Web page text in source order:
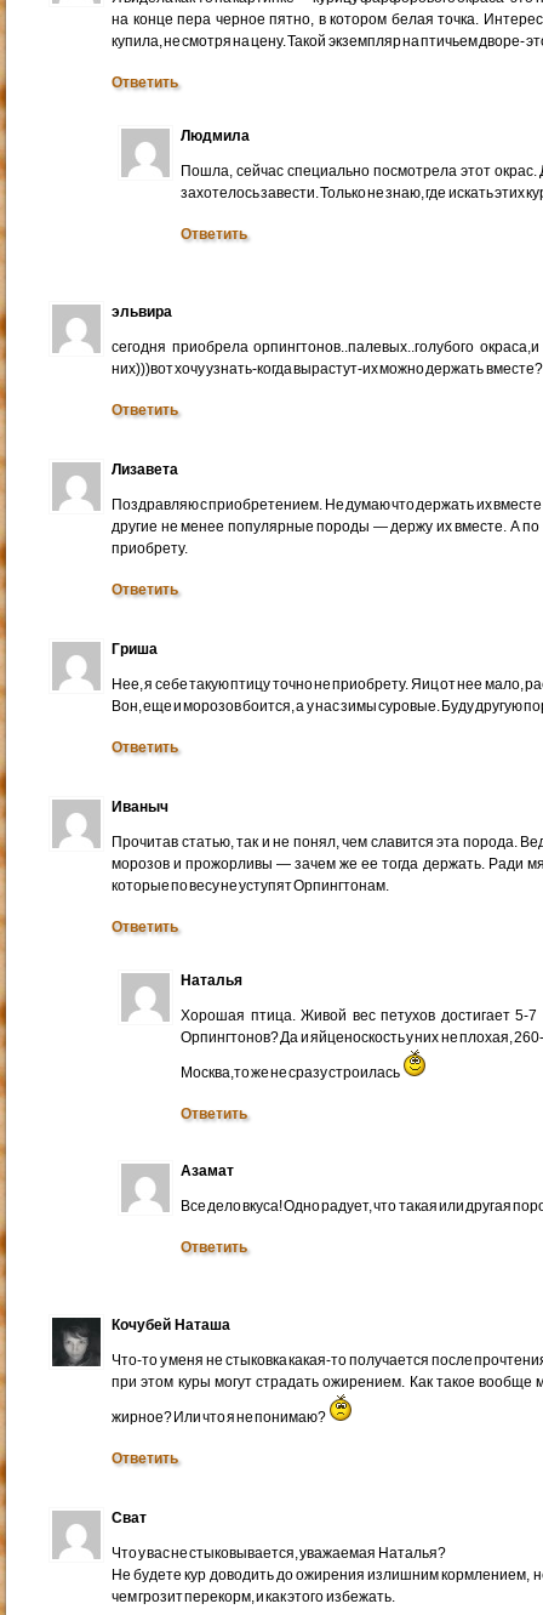
на конце пера черное пятно, в котором белая точка.
купила, не смотря на цену. Такой экземпляр на птичьем дворе-
Ответить
Людмила
Пошла, сейчас специально посмотрела этот
захотелось завести. Только не знаю, где искать этих
Ответить
эльвира
сегодня приобрела орпингтонов..палевых..голубого
них)))вот хочу узнать-когда вырастут-их можно держать
Ответить
Лизавета
Поздравляю с приобретением. Не думаю что держать их вместе
другие не менее популярные породы — держу их вместе. А по
приобрету.
Ответить
Гриша
Нее, я себе такую птицу точно не приобрету. Яиц от нее мало,
Вон, еще и морозов боится, а у нас зимы суровые. Буду другую
Ответить
Иваныч
Прочитав статью, так и не понял, чем славится эта порода.
морозов и прожорливы — зачем же ее тогда держать. Ради
которые по весу не уступят Орпингтонам.
Ответить
Наталья
Хорошая птица. Живой вес петухов достигает 5-7
Орпингтонов? Да и яйценоскость у них не плохая, 260-
Москва,то же не сразу строилась
Ответить
Азамат
Все дело вкуса! Одно радует, что такая или другая
Ответить
Кочубей Наташа
Что-то у меня не стыковка какая-то получается после
при этом куры могут страдать ожирением. Как такое
жирное? Или что я не понимаю?
Ответить
Сват
Что у вас не стыковывается, уважаемая Наталья?
Не будете кур доводить до ожирения излишним кормлением,
чем грозит перекорм, и как этого избежать.